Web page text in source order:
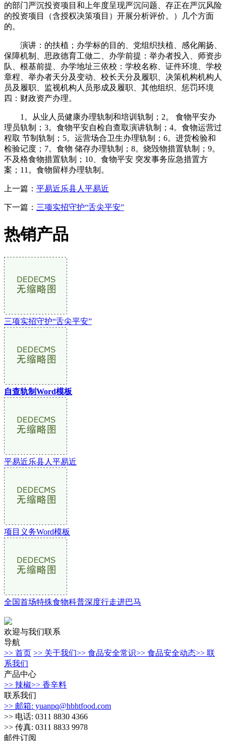
的部门严沉投资项目和上年度呈现严沉问题、存正在严沉风险
的投资项目（含授权决策项目）开展分析评价。）几个方面
的。
演讲：的扶植；办学标的目的、党组织扶植、感化阐扬、
保障机制、思政德育工做二、办学前提：举办者投入、师资步
队、根基前提、办学地址三依校：学校名称、证件环境、学校
章程、举办者天分及变动、校长天分及履职、决策机构机构人
员及履职、监视机构人员形成及履职、其他组织、惩罚环境
四：财政资产办理。
1。从业人员健康办理轨制和培训轨制；2。 食物平安办
理员轨制；3。食物平安自检自查取演讲轨制；4。食物运营过
程取 节制轨制；5。运营场合卫生办理轨制；6。进货检验和
检验记度；7。食物 储存办理轨制；8。烧毁物措置轨制；9。
不及格食物措置轨制；10、食物平安 突发事务应急措置方
案；11。食物留样办理轨制。
上一篇： 平易近乐县人平易近
下一篇： 三项实招守护“舌尖平安”
热销产品
三项实招守护“舌尖平安”
自查轨制Word模板
平易近乐县人平易近
项目义务Word模板
全国首场特殊食物科普深度行走进巴马
欢迎与我们联系
导航
>> 首页 >> 关于我们>> 食品安全常识>> 食品安全动态>> 联
系我们
产品中心
>> 辣椒>> 香辛料
联系我们
>> 邮箱: yuanpq@hbhtfood.com
>> 电话: 0311 8830 4366
>> 传真: 0311 8833 9978
邮件订阅